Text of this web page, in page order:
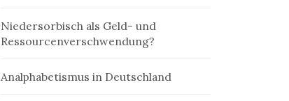
Niedersorbisch als Geld- und
Ressourcenverschwendung?
Analphabetismus in Deutschland